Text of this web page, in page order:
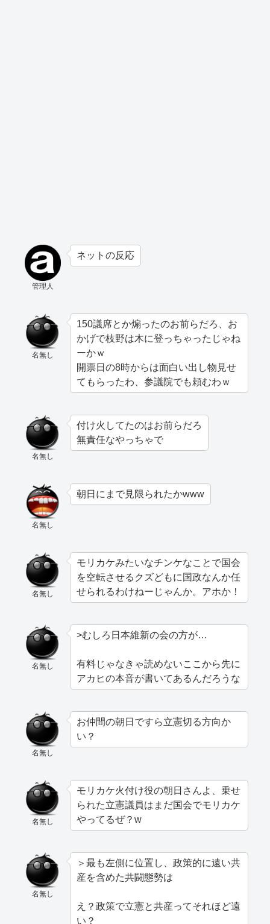
管理人
ネットの反応
名無し
150議席とか煽ったのお前らだろ、お
かげで枝野は木に登っちゃったじゃね
ーかｗ
開票日の8時からは面白い出し物見せ
てもらったわ、参議院でも頼むわｗ
名無し
付け火してたのはお前らだろ
無責任なやっちゃで
名無し
朝日にまで見限られたかwww
名無し
モリカケみたいなチンケなことで国会
を空転させるクズどもに国政なんか任
せられるわけねーじゃんか。アホか！
名無し
>むしろ日本維新の会の方が…
有料じゃなきゃ読めないここから先に
アカヒの本音が書いてあるんだろうな
名無し
お仲間の朝日ですら立憲切る方向か
い？
名無し
モリカケ火付け役の朝日さんよ、乗せ
られた立憲議員はまだ国会でモリカケ
やってるぜ？w
名無し
＞最も左側に位置し、政策的に遠い共
産を含めた共闘態勢は
え？政策で立憲と共産ってそれほど遠
い？